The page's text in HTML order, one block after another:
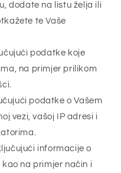
dodate na listu želja ili
te Vaše
podatke koje
na primjer prilikom
podatke o Vašem
vezi, vašoj IP adresi i
informacije o
na primjer način i